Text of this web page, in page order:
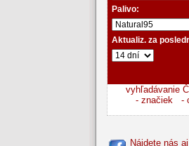
Palivo:
Aktualiz. za
vyhľadávanie
- značiek
-
Nájdete nás aj